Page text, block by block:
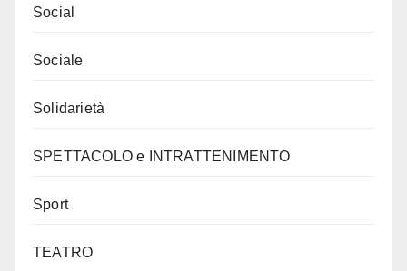
Social
Sociale
Solidarietà
SPETTACOLO e INTRATTENIMENTO
Sport
TEATRO